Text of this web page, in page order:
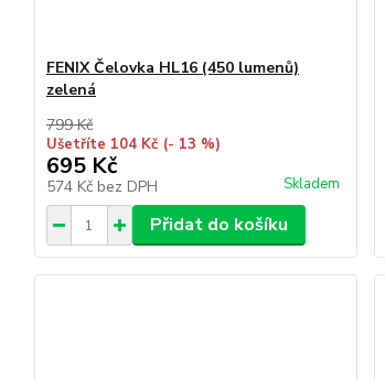
FENIX Čelovka HL16 (450 lumenů)
zelená
799 Kč
Ušetříte 104 Kč (- 13 %)
695 Kč
574 Kč bez DPH Skladem
Přidat do košíku